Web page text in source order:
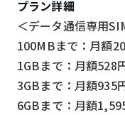
プラン詳細
＜データ通信専用
100MBまで：月額
1GBまで：月額528
3GBまで：月額935
6GBまで：月額